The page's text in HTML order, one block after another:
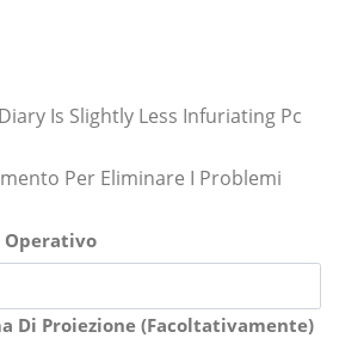
Is Slightly Less Infuriating Pc
Per Eliminare I Problemi
Operativo
Di Proiezione (Facoltativamente)